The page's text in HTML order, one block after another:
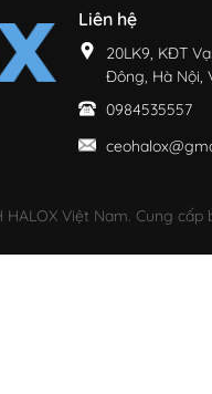
Liên hệ
20LK9, KĐT
Đông, Hà Nội,
0984535557
Việt Nam. Cung cấp